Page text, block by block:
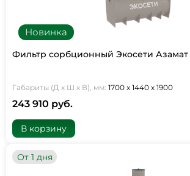
Новинка
Фильтр сорбционный Экосети
Габариты (Д х Ш х В), мм: 1700 х 1440 х 1900
243 910 руб.
В корзину
От 1 дня